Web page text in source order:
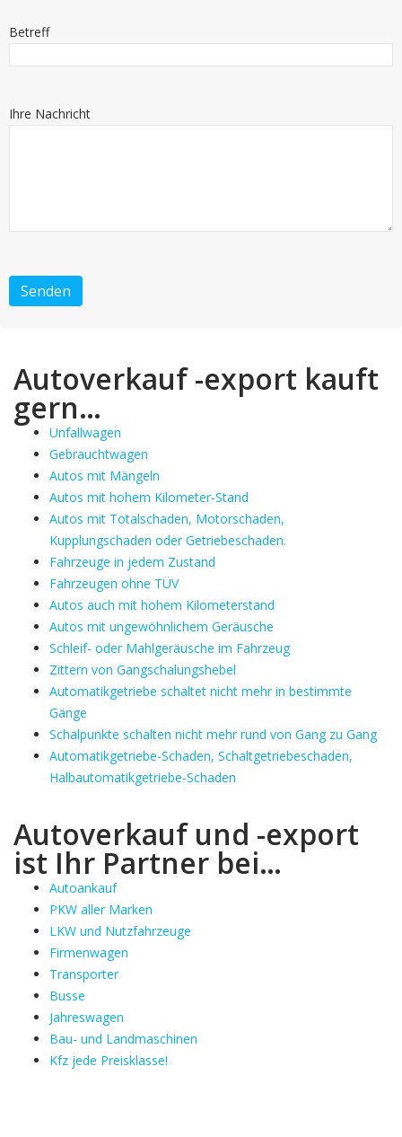
Betreff
Ihre Nachricht
Autoverkauf -export kauft
gern…
Unfallwagen
Gebrauchtwagen
Autos mit Mängeln
Autos mit hohem Kilometer-Stand
Autos mit Totalschaden, Motorschaden,
Kupplungschaden oder Getriebeschaden.
Fahrzeuge in jedem Zustand
Fahrzeugen ohne TÜV
Autos auch mit hohem Kilometerstand
Autos mit ungewöhnlichem Geräusche
Schleif- oder Mahlgeräusche im Fahrzeug
Zittern von Gangschalungshebel
Automatikgetriebe schaltet nicht mehr in bestimmte
Gänge
Schalpunkte schalten nicht mehr rund von Gang zu Gang
Automatikgetriebe-Schaden, Schaltgetriebeschaden,
Halbautomatikgetriebe-Schaden
Autoverkauf und -export
ist Ihr Partner bei…
Autoankauf
PKW aller Marken
LKW und Nutzfahrzeuge
Firmenwagen
Transporter
Busse
Jahreswagen
Bau- und Landmaschinen
Kfz jede Preisklasse!